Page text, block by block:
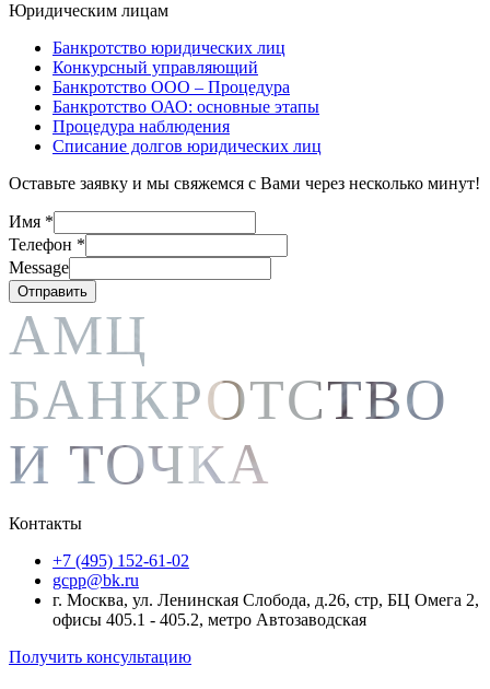
Юридическим лицам
Банкротство юридических лиц
Конкурсный управляющий
Банкротство ООО – Процедура
Банкротство ОАО: основные этапы
Процедура наблюдения
Списание долгов юридических лиц
Оставьте заявку и мы свяжемся с Вами через несколько минут!
Имя *
Телефон *
Message
Отправить
АМЦ
БАНКРОТСТВО
И ТОЧКА
Контакты
+7 (495) 152-61-02
gcpp@bk.ru
г. Москва, ул. Ленинская Слобода, д.26, стр, БЦ Омега 2,
офисы 405.1 - 405.2, метро Автозаводская
Получить консультацию